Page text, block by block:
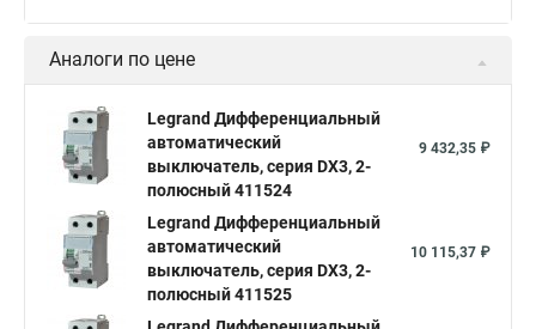
Аналоги по цене
Legrand Дифференциальный
автоматический
выключатель, серия DX3, 2-
полюсный 411524
9 432,35 ₽
Legrand Дифференциальный
автоматический
выключатель, серия DX3, 2-
полюсный 411525
10 115,37 ₽